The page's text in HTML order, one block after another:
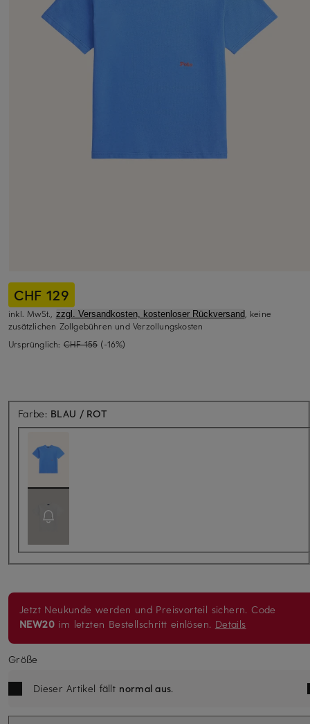
CHF 129
inkl. MwSt., zzgl. Versandkosten, kostenloser Rückversand, keine
zusätzlichen Zollgebühren und Verzollungskosten
Ursprünglich: CHF 155 (-16%)
Farbe: BLAU / ROT
Jetzt Neukunde werden und Preisvorteil sichern. Code
NEW20 im letzten Bestellschritt einlösen. Details
Größe
Dieser Artikel fällt normal aus.